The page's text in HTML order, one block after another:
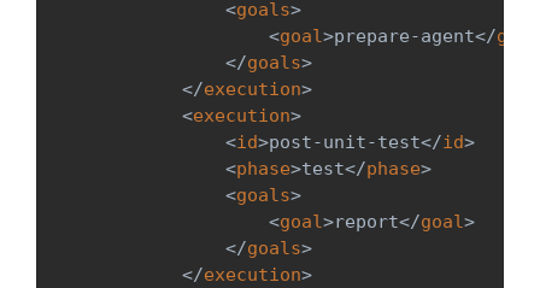
<goals>
<goal>prepare-agent</goal
</goals>
</execution>
<execution>
<id>post-unit-test</id>
<phase>test</phase>
<goals>
<goal>report</goal>
</goals>
</execution>